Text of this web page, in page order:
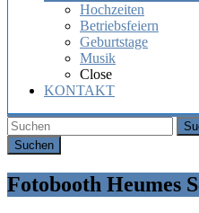
Geburtstag
oder
Firmenfeier.
Hochzeiten
Betriebsfeiern
Geburtstage
Musik
Close
KONTAKT
Fotobooth Heumes